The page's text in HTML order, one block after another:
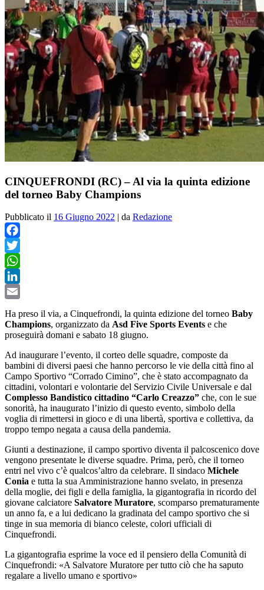
CINQUEFRONDI (RC) – Al via la quinta edizione
del torneo Baby Champions
Pubblicato il 16 Giugno 2022 | da Redazione
Facebook
Twitter
WhatsApp
LinkedIn
Ha preso il via, a Cinquefrondi, la quinta edizione del torneo Baby
Champions, organizzato da Asd Five Sports Events e che
proseguirà domani e sabato 18 giugno.
Ad inaugurare l’evento, il corteo delle squadre, composte da
bambini di diversi paesi che hanno percorso le vie della città fino al
Campo Sportivo “Corrado Cimino”, che è stato accompagnato da
cittadini, volontari e volontarie del Servizio Civile Universale e dal
Complesso Bandistico cittadino “Carlo Creazzo” che, con le sue
sonorità, ha inaugurato l’inizio di questo evento, simbolo della
voglia di rimettersi in gioco e di una libertà, sportiva e collettiva, da
troppo tempo negata a causa della pandemia.
Giunti a destinazione, il campo sportivo diventa il palcoscenico dove
vengono presentate le diverse squadre. Prima, però, che il torneo
entri nel vivo c’è qualcos’altro da celebrare. Il sindaco Michele
Conia e tutta la sua Amministrazione hanno svelato, in presenza
della moglie, dei figli e della famiglia, la gigantografia in ricordo del
giovane calciatore Salvatore Muratore, scomparso prematuramente
un anno fa, e a lui dedicano la gradinata del campo sportivo che si
tinge in sua memoria di bianco celeste, colori ufficiali di
Cinquefrondi.
La gigantografia esprime la voce ed il pensiero della Comunità di
Cinquefrondi: «A Salvatore Muratore per tutto ciò che ha saputo
regalare a livello umano e sportivo»